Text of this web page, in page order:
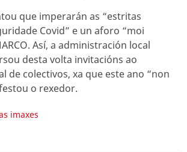
que imperarán as “estritas
Covid” e un aforo “moi
Así, a administración local
desta volta invitacións ao
de colectivos, xa que este ano “non
o rexedor.
imaxes